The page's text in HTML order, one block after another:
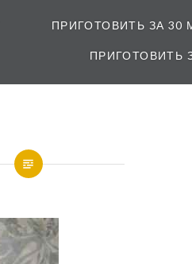
ПРИГОТОВИТЬ ЗА 30
ПРИГОТОВИТЬ